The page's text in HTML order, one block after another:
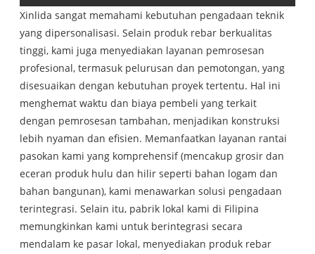
Xinlida sangat memahami kebutuhan pengadaan teknik
yang dipersonalisasi. Selain produk rebar berkualitas
tinggi, kami juga menyediakan layanan pemrosesan
profesional, termasuk pelurusan dan pemotongan, yang
disesuaikan dengan kebutuhan proyek tertentu. Hal ini
menghemat waktu dan biaya pembeli yang terkait
dengan pemrosesan tambahan, menjadikan konstruksi
lebih nyaman dan efisien. Memanfaatkan layanan rantai
pasokan kami yang komprehensif (mencakup grosir dan
eceran produk hulu dan hilir seperti bahan logam dan
bahan bangunan), kami menawarkan solusi pengadaan
terintegrasi. Selain itu, pabrik lokal kami di Filipina
memungkinkan kami untuk berintegrasi secara
mendalam ke pasar lokal, menyediakan produk rebar